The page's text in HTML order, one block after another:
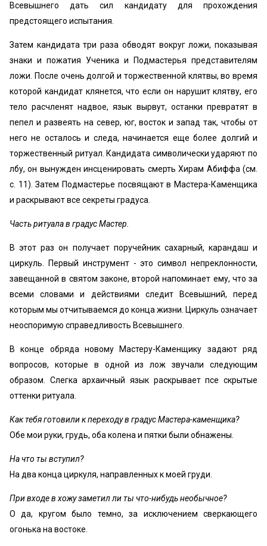
Всевышнего дать сил кандидату для прохождения
предстоящего испытания.
Затем кандидата три раза обводят вокруг ложи, показывая
знаки и пожатия Ученика и Подмастерья представителям
ложи. После очень долгой и торжественной клятвы, во время
которой кандидат клянется, что если он нарушит клятву, его
тело расчленят надвое, язык вырвут, останки превратят в
пепел и развеять на север, юг, восток и запад так, чтобы от
него не осталось и следа, начинается еще более долгий и
торжественный ритуал. Кандидата символически ударяют по
лбу, он вынужден инсценировать смерть Хирам Абиффа (см.
с. 11). Затем Подмастерье посвящают в Мастера-Каменщика
и раскрывают все секреты градуса.
Часть ритуала в градус Мастер.
В этот раз он получает поручейник сахарный, карандаш и
циркуль. Первый инструмент - это символ непреклонности,
завещанной в святом законе, второй напоминает ему, что за
всеми словами и действиями следит Всевышний, перед
которым мы отчитываемся до конца жизни. Циркуль означает
неоспоримую справедливость Всевышнего.
В конце обряда новому Мастеру-Каменщику задают ряд
вопросов, которые в одной из лож звучали следующим
образом. Слегка архаичный язык раскрывает псе скрытые
оттенки ритуала.
Как тебя готовили к переходу в градус Мастера-каменщика?
Обе мои руки, грудь, оба колена и пятки были обнажены.
На что ты вступил?
На два конца циркуля, направленных к моей груди.
При входе в хожу заметил ли ты что-нибудь необычное?
О да, кругом было темно, за исключением сверкающего
огонька на востоке.